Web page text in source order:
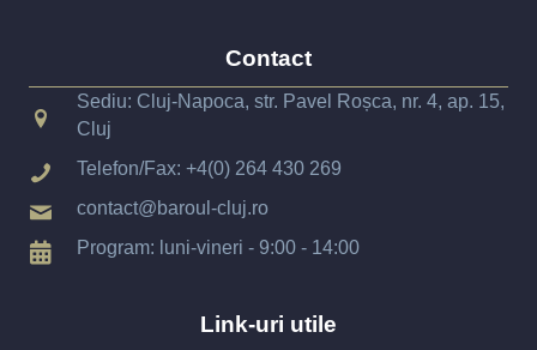
Contact
Sediu: Cluj-Napoca, str. Pavel Roșca, nr. 4, ap. 15,
Cluj
Telefon/Fax: +4(0) 264 430 269
contact@baroul-cluj.ro
Program: luni-vineri - 9:00 - 14:00
Link-uri utile